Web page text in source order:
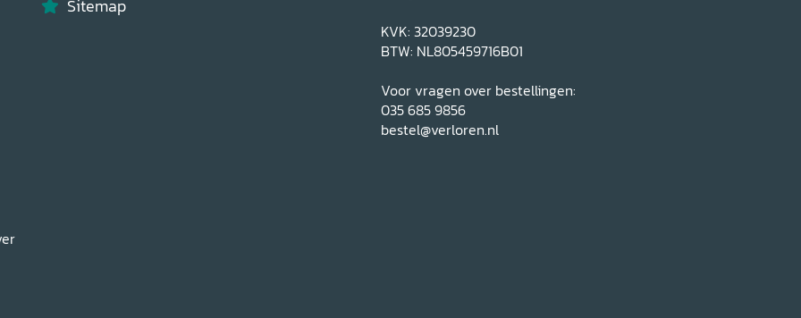
Sitemap
KVK: 32039230
BTW: NL805459716B01
Voor vragen over bestellingen:
035 685 9856
bestel@verloren.nl